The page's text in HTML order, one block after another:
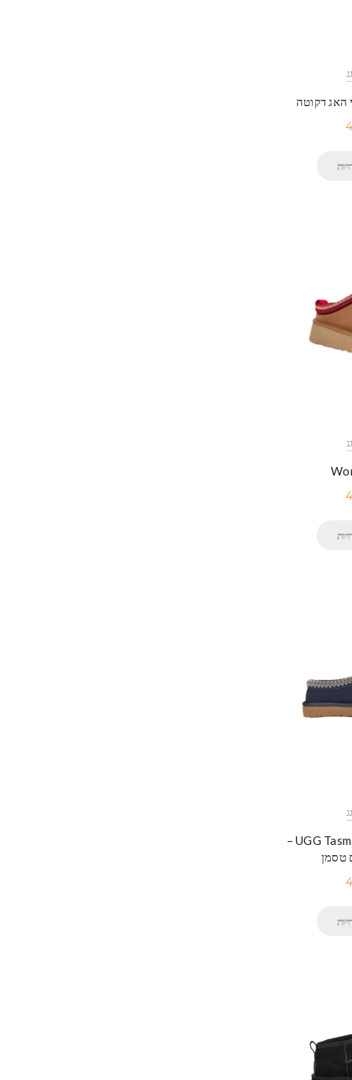
UGG Tasman Cozy Sheepskin –
טסמן